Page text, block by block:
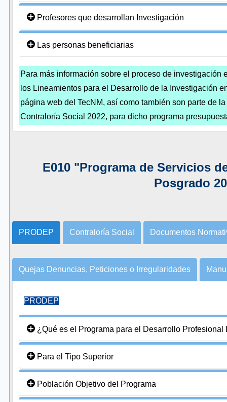
Profesores que desarrollan Investigación
Las personas beneficiarias
Para más información sobre el proceso de
los Lineamientos para el Desarrollo de la Investigación
página web del TecNM, así como también son parte de
Contraloría Social 2022, para dicho programa
E010 "Programa de Servicios
Posgrado
PRODEP Contraloría Social Documentos
Quejas Denuncias, Peticiones o Irregularidades
PRODEP
¿Qué es el Programa para el Desarrollo Profesional
Para el Tipo Superior
Población Objetivo del Programa